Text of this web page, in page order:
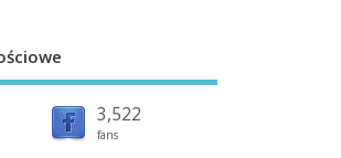
3,522
fans